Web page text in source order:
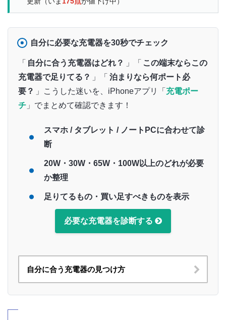
自分に必要な充電器を30秒でチェック
「 自分に合う充電器はどれ？ 」「 この端末ならこの
充電器で足りてる？ 」「 泊まりなら何ポート必
要？ 」こうした迷いを、iPhoneアプリ「 充電ポー
チ 」でまとめて確認できます！
スマホ / タブレット / ノートPCに合わせて診
断
20W・30W・65W・100W以上のどれが必要
か整理
足りてるもの・買い足すべきものを表示
必要な充電器を診断する
自分に合う充電器の見つけ方